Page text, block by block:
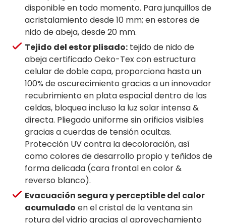
disponible en todo momento. Para junquillos de
acristalamiento desde 10 mm; en estores de
nido de abeja, desde 20 mm.
Tejido del estor plisado: tejido de nido de
abeja certificado Oeko-Tex con estructura
celular de doble capa, proporciona hasta un
100% de oscurecimiento gracias a un innovador
recubrimiento en plata espacial dentro de las
celdas, bloquea incluso la luz solar intensa &
directa. Pliegado uniforme sin orificios visibles
gracias a cuerdas de tensión ocultas.
Protección UV contra la decoloración, así
como colores de desarrollo propio y teñidos de
forma delicada (cara frontal en color &
reverso blanco).
Evacuación segura y perceptible del calor
acumulado en el cristal de la ventana sin
rotura del vidrio gracias al aprovechamiento